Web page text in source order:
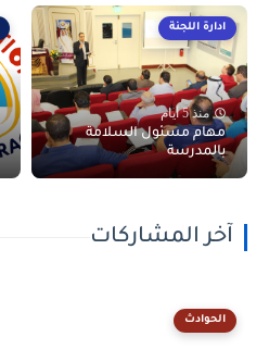
ادارة اللجنة
منذ 5 أيام
مهام مسئول السلامة
بالمدرسة
آخر المشاركات
الحوادث